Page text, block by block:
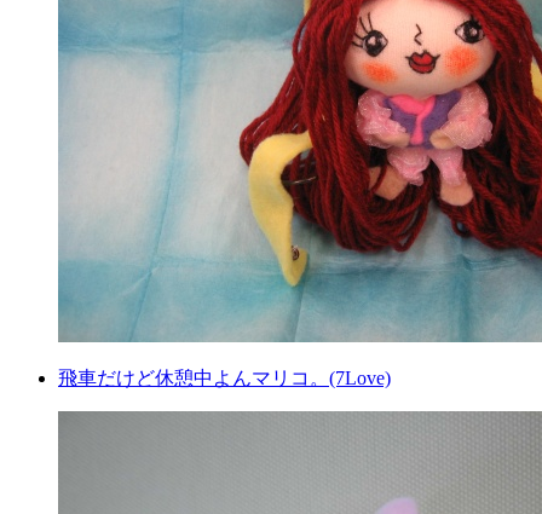
飛車だけど休憩中よんマリコ。(7Love)